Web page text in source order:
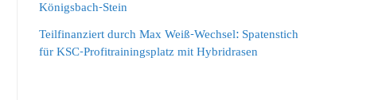
Königsbach-Stein
Teilfinanziert durch Max Weiß-Wechsel: Spatenstich
für KSC-Profitrainingsplatz mit Hybridrasen